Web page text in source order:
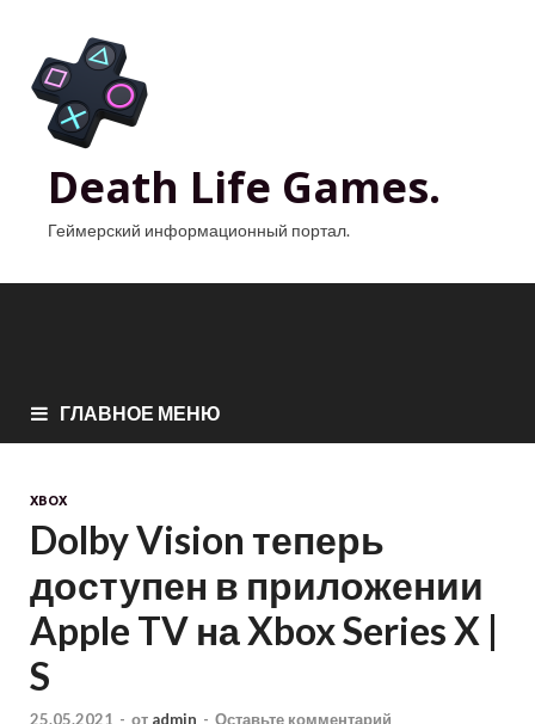
Death Life Games.
Геймерский информационный портал.
ГЛАВНОЕ МЕНЮ
XBOX
Dolby Vision теперь
доступен в приложении
Apple TV на Xbox Series X |
S
25.05.2021 - от admin - Оставьте комментарий